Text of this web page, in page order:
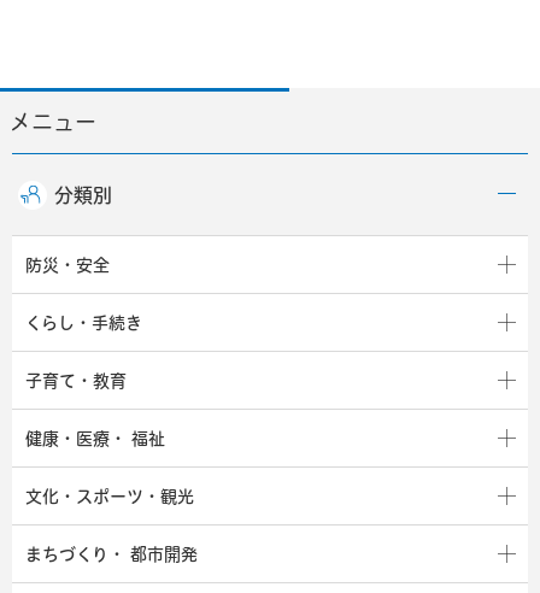
メニュー
分類別
防災・安全
くらし・手続き
子育て・教育
健康・医療・ 福祉
文化・スポーツ・観光
まちづくり・ 都市開発